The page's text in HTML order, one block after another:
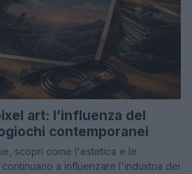
art: l’influenza del
contemporanei
scopri come l'estetica e le
a influenzare l'industria dei